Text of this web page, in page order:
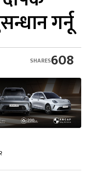
गर्नू
608
SHARES